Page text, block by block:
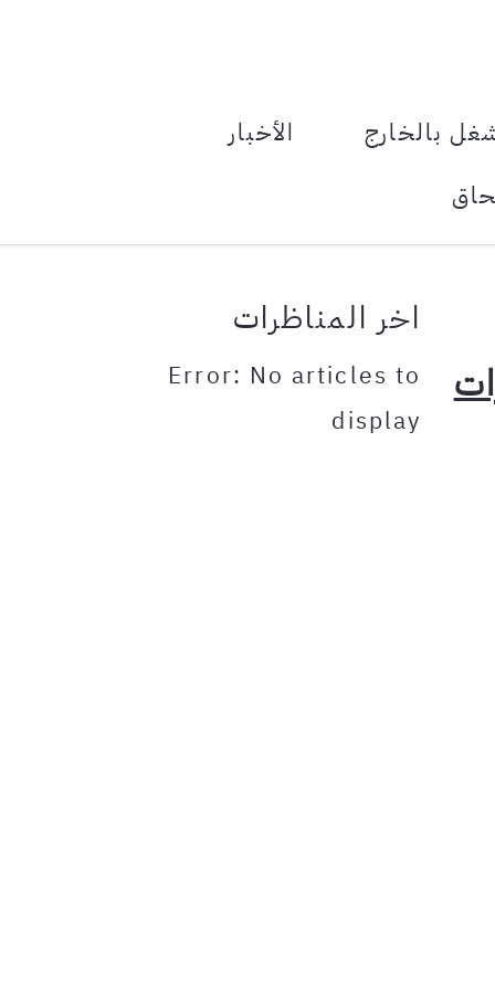
بالخارج
الأخبار
اخر المناظرات
Error: No articles to
display